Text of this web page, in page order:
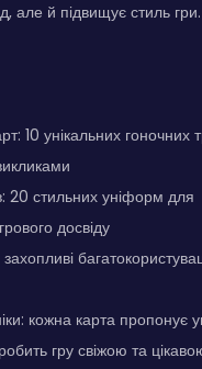
але й підвищує стиль гри.
10 унікальних гоночних
20 стильних уніформ для
досвіду
кожна карта пропонує
гру свіжою та